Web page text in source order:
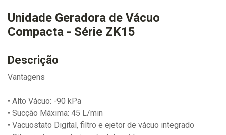
Unidade Geradora de Vácuo
Compacta - Série ZK15
Descrição
Vantagens
• Alto Vácuo: -90 kPa
• Sucção Máxima: 45 L/min
• Vacuostato Digital, filtro e ejetor de vácuo integrado